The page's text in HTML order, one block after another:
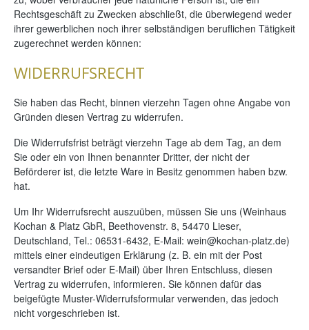
Rechtsgeschäft zu Zwecken abschließt, die überwiegend weder
ihrer gewerblichen noch ihrer selbständigen beruflichen Tätigkeit
zugerechnet werden können:
WIDERRUFSRECHT
Sie haben das Recht, binnen vierzehn Tagen ohne Angabe von
Gründen diesen Vertrag zu widerrufen.
Die Widerrufsfrist beträgt vierzehn Tage ab dem Tag, an dem
Sie oder ein von Ihnen benannter Dritter, der nicht der
Beförderer ist, die letzte Ware in Besitz genommen haben bzw.
hat.
Um Ihr Widerrufsrecht auszuüben, müssen Sie uns (Weinhaus
Kochan & Platz GbR, Beethovenstr. 8, 54470 Lieser,
Deutschland, Tel.: 06531-6432, E-Mail: wein@kochan-platz.de)
mittels einer eindeutigen Erklärung (z. B. ein mit der Post
versandter Brief oder E-Mail) über Ihren Entschluss, diesen
Vertrag zu widerrufen, informieren. Sie können dafür das
beigefügte Muster-Widerrufsformular verwenden, das jedoch
nicht vorgeschrieben ist.